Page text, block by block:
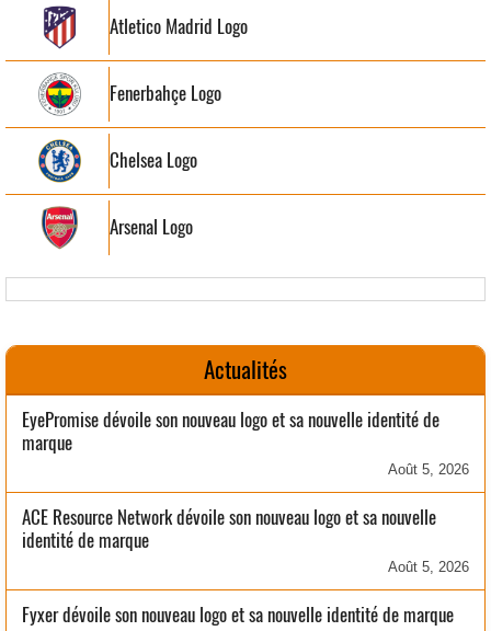
Atletico Madrid Logo
Fenerbahçe Logo
Chelsea Logo
Arsenal Logo
Actualités
EyePromise dévoile son nouveau logo et sa nouvelle identité de
marque
Août 5, 2026
ACE Resource Network dévoile son nouveau logo et sa nouvelle
identité de marque
Août 5, 2026
Fyxer dévoile son nouveau logo et sa nouvelle identité de marque